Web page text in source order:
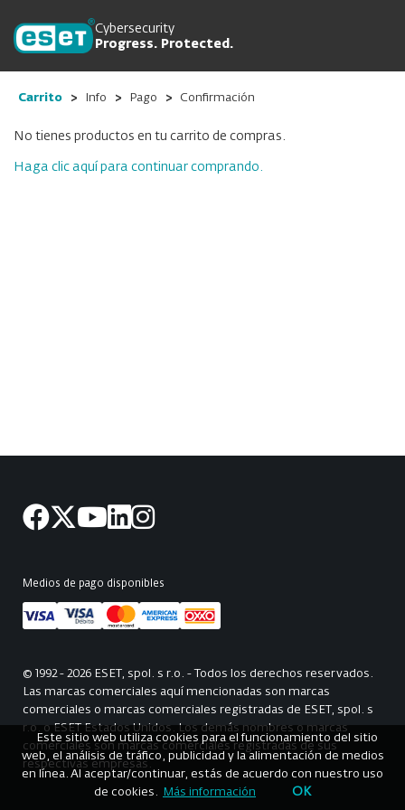
Cybersecurity
Progress. Protected.
Carrito Info Pago Confirmación
No tienes productos en tu carrito de compras.
Haga clic aquí para continuar comprando.
Medios de pago disponibles
© 1992 - 2026 ESET, spol. s r.o. - Todos los derechos reservados.
Las marcas comerciales aquí mencionadas son marcas
comerciales o marcas comerciales registradas de ESET, spol. s
r.o. o ESET Estados Unidos. Los demás nombres o marcas
comerciales son marcas comerciales registradas de sus
respectivas empresas.
Este sitio web utiliza cookies para el funcionamiento del sitio
web, el análisis de tráfico, publicidad y la alimentación de medios
en línea. Al aceptar/continuar, estás de acuerdo con nuestro uso
de cookies.
Más información OK